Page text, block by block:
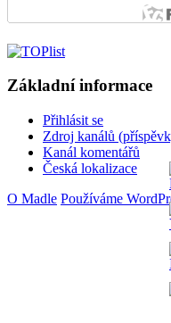
Základní informace
Přihlásit se
Zdroj kanálů
Kanál komentářů
Česká lokalizace
O Madle Používáme